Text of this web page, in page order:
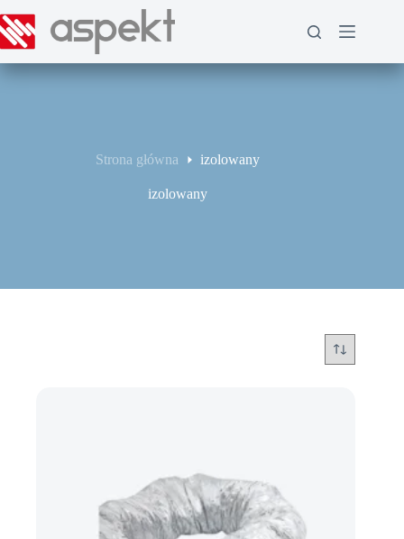
do
treści
Strona główna izolowany
izolowany